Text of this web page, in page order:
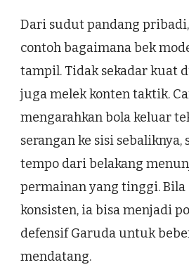
Dari sudut pandang
contoh bagaimana bek
tampil. Tidak sekadar kuat
juga melek konten taktik.
mengarahkan bola keluar
serangan ke sisi
tempo dari belakang
permainan yang tinggi.
konsisten, ia bisa menjadi
defensif Garuda untuk
mendatang.